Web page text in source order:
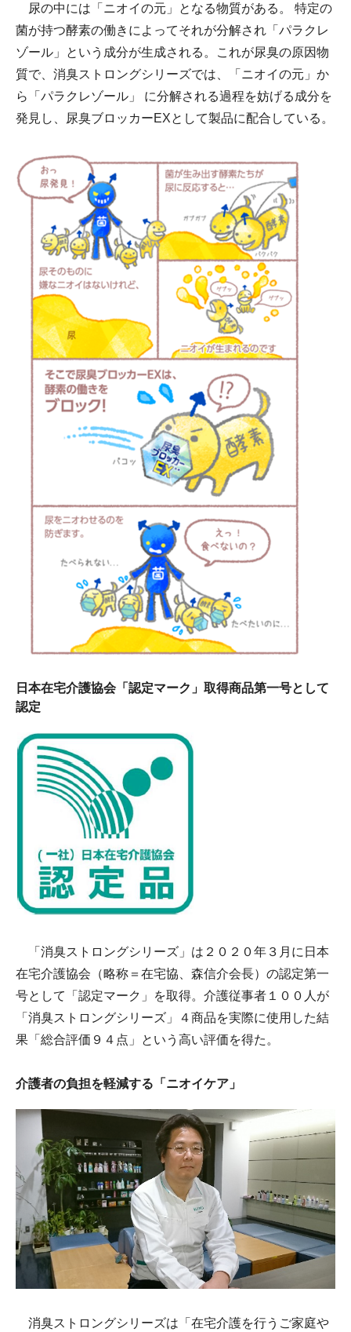
尿の中には「ニオイの元」となる物質がある。 特定の
菌が持つ酵素の働きによってそれが分解され「パラクレ
ゾール」という成分が生成される。これが尿臭の原因物
質で、消臭ストロングシリーズでは、「ニオイの元」か
ら「パラクレゾール」 に分解される過程を妨げる成分を
発見し、尿臭ブロッカーEXとして製品に配合している。
日本在宅介護協会「認定マーク」取得商品第一号として
認定
「消臭ストロングシリーズ」は２０２０年３月に日本
在宅介護協会（略称＝在宅協、森信介会長）の認定第一
号として「認定マーク」を取得。介護従事者１００人が
「消臭ストロングシリーズ」４商品を実際に使用した結
果「総合評価９４点」という高い評価を得た。
介護者の負担を軽減する「ニオイケア」
消臭ストロングシリーズは「在宅介護を行うご家庭や